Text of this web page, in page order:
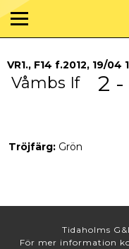
VR1., F14 f.2012, 19/
Våmbs If 2 -
Tröjfärg: Grön
Tidaholms
För mer information